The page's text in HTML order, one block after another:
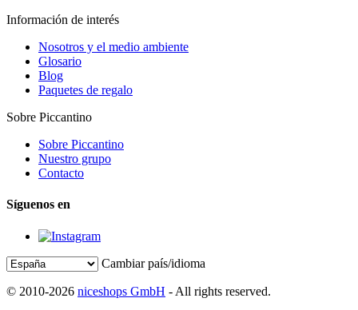
Información de interés
Nosotros y el medio ambiente
Glosario
Blog
Paquetes de regalo
Sobre Piccantino
Sobre Piccantino
Nuestro grupo
Contacto
Síguenos en
Cambiar país/idioma
© 2010-2026 niceshops GmbH - All rights reserved.